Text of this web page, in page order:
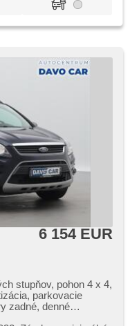
6 154 EUR
stupňov, pohon 4 x 4,
parkovacie
zadné, denné